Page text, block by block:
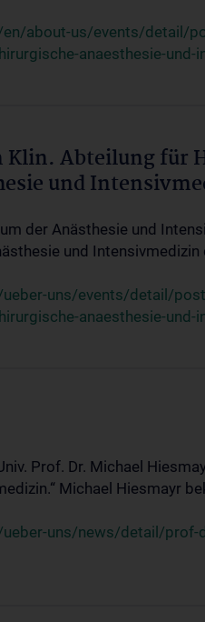
about-us/events/detail/
anaesthesie-und-
Klin. Abteilung für
und
der Anästhesie und
und
uns/events/detail/
anaesthesie-und-
Prof. Dr. Michael
Michael Hiesmayr
uns/news/detail/prof-